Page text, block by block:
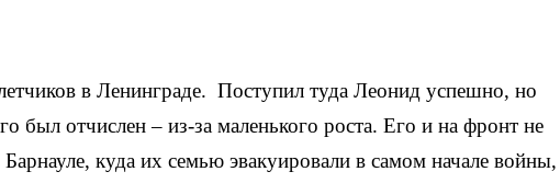
в Ленинграде. Поступил туда Леонид успешно, но
был отчислен – из-за маленького роста. Его и на фронт не
куда их семью эвакуировали в самом начале войны,